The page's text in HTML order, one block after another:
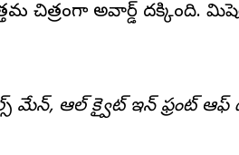
చిత్రంగా అవార్డ్ దక్కింది.
ఆల్ క్వైట్ ఇన్ ఫ్రంట్ ఆఫ్ ద